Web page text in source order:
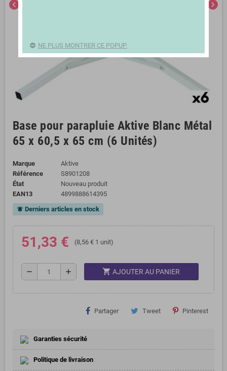
chevron_left chevron_right
Base pour parapluie Aktive Blanc Métal
65 x 60,5 x 65 cm (6 Unités)
Marque
Aktive
Référence
S8901208
État
Nouveau produit
EAN13
4899888614395
notifications_active Derniers articles en stock
51,33 € (8,56 € 1 unit)
remove add shopping_cart AJOUTER AU PANIER
Partager Tweet Pinterest
Garanties sécurité
Politique de livraison
NE PLUS MONTRER CE POPUP.